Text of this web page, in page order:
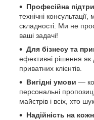
Професійна
технічні
складності. Ми не
ваші задачі!
Для бізнесу та
ефективні рішення як
приватних клієнтів.
Вигідні умови —
персональні
майстрів і всіх, хто
Надійність на